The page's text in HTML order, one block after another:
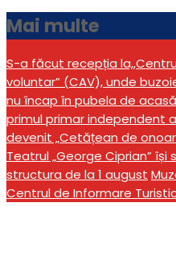
Mai multe
S-a făcut recepția
voluntar” (CAV), unde
nu încap în pubela de acasă
primul primar independent
devenit „Cetățean de
Teatrul „George Ciprian”
structura de la 1 august
Centrul de Informare